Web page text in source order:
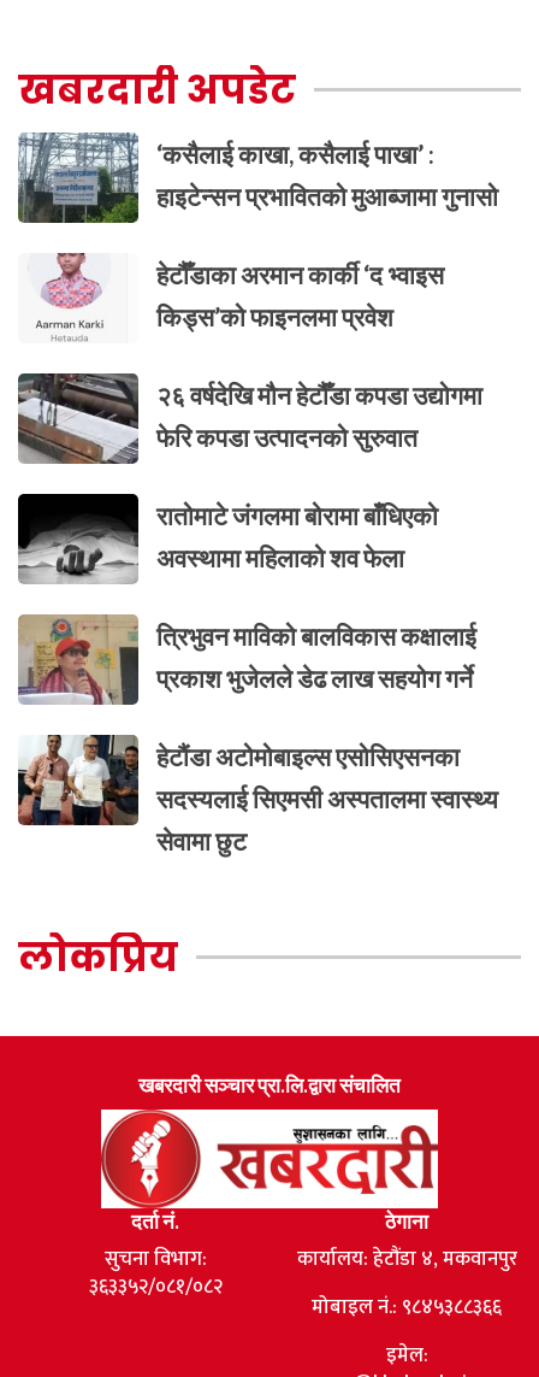
खबरदारी अपडेट
‘कसैलाई काखा, कसैलाई पाखा’ :
हाइटेन्सन प्रभावितको मुआब्जामा गुनासो
हेटौँडाका अरमान कार्की ‘द भ्वाइस
किड्स’को फाइनलमा प्रवेश
२६ वर्षदेखि मौन हेटौँडा कपडा उद्योगमा
फेरि कपडा उत्पादनको सुरुवात
रातोमाटे जंगलमा बोरामा बाँधिएको
अवस्थामा महिलाको शव फेला
त्रिभुवन माविको बालविकास कक्षालाई
प्रकाश भुजेलले डेढ लाख सहयोग गर्ने
हेटौंडा अटोमोबाइल्स एसोसिएसनका
सदस्यलाई सिएमसी अस्पतालमा स्वास्थ्य
सेवामा छुट
लोकप्रिय
खबरदारी सञ्चार प्रा.लि.द्वारा संचालित
दर्ता नं.
सुचना विभाग:
३६३३५२/०८१/०८२
ठेगाना
कार्यालय: हेटौंडा ४, मकवानपुर
मोबाइल नं.: ९८४५३८८३६६
इमेल: